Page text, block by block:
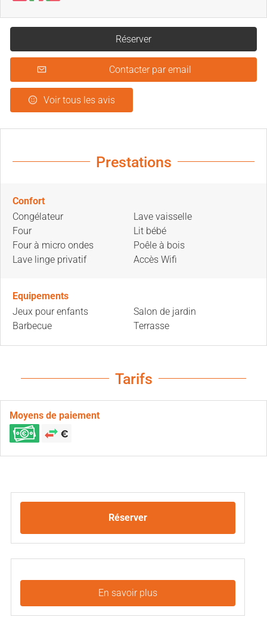
Réserver
Contacter par email
Voir tous les avis
Prestations
Confort
Congélateur
Four
Four à micro ondes
Lave linge privatif
Lave vaisselle
Lit bébé
Poêle à bois
Accès Wifi
Equipements
Jeux pour enfants
Barbecue
Salon de jardin
Terrasse
Tarifs
Moyens de paiement
Réserver
En savoir plus